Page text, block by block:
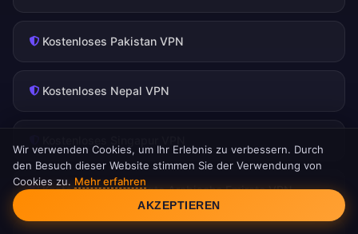
Kostenloses Pakistan VPN
Kostenloses Nepal VPN
Kostenloses Vereinigte Arabische Emirate VPN
Cookie-Einwilligung
Wir verwenden Cookies, um Ihr Erlebnis zu verbessern. Durch
den Besuch dieser Website stimmen Sie der Verwendung von
Cookies zu. Mehr erfahren
AKZEPTIEREN